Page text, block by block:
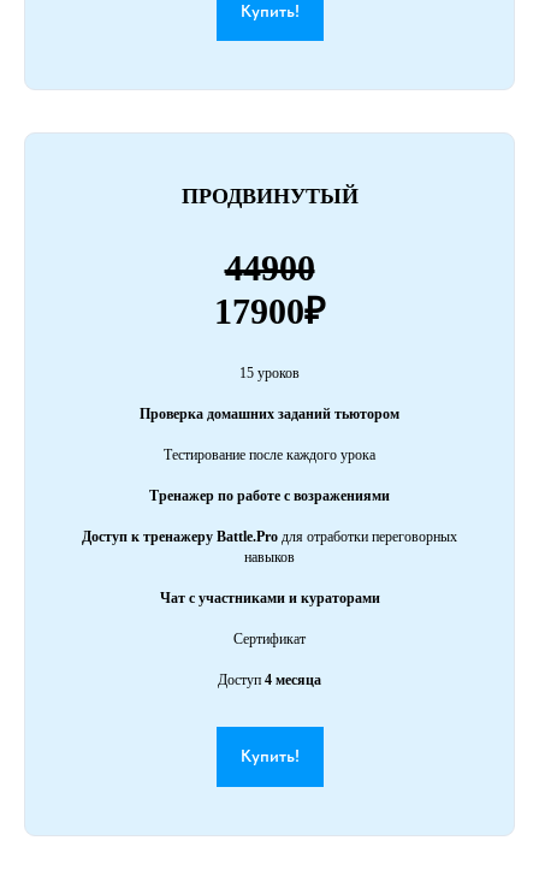
Купить!
ПРОДВИНУТЫЙ
44900
17900₽
15 уроков
Проверка домашних заданий тьютором
Тестирование после каждого урока
Тренажер по работе с возражениями
Доступ к тренажеру Battle.Pro для отработки переговорных
навыков
Чат с участниками и кураторами
Сертификат
Доступ 4 месяца
Купить!